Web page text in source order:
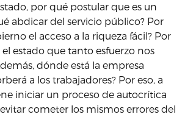
por qué postular que es un
abdicar del servicio público? Por
el acceso a la riqueza fácil? Por
estado que tanto esfuerzo nos
dónde está la empresa
a los trabajadores? Por eso, a
iniciar un proceso de autocrítica
cometer los mismos errores del